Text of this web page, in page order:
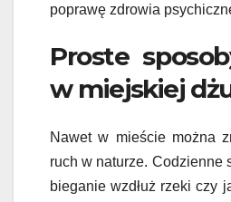
poprawę zdrowia
Proste
w miejskiej
Nawet w mieście można
ruch w naturze. Codzienne
bieganie wzdłuż rzeki czy